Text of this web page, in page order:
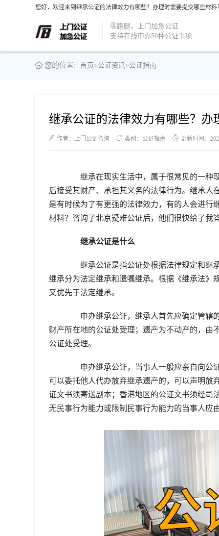
您好，欢迎来到继承公证的法律效力有哪些？办理时需要提交哪些材
零跑腿，上门加急公证
支持在线申办50种公证事项
您的位置: 首页>公证资讯>公证指南
继承公证的法律效力有哪些？办
作者：上门公证咨询 类别：公证指南 更新时间：
继承在现实生活中，属于很常见的一种现
后接受其财产、承担其义务的法律行为。继承人
是有时候为了有更强的法律效力，有的人会进行
材料？咨询了北京疑难公证后，他们很快给了我
继承公证是什么
继承公证是指公证处根据法律规定和继承
继承分为法定继承和遗嘱继承。根据《继承法》
又优先于法定继承。
申办继承公证，继承人首先应确定管辖的
财产所在地的公证处受理；遗产为不动产的，由
公证处受理。
申办继承公证，当事人一般应亲自向公证
可以委托他人代办放弃继承遗产的，可以声明放
证文书须寄送副本；香港地区的公证文书须经司
无民事行为能力或限制民事行为能力的当事人应